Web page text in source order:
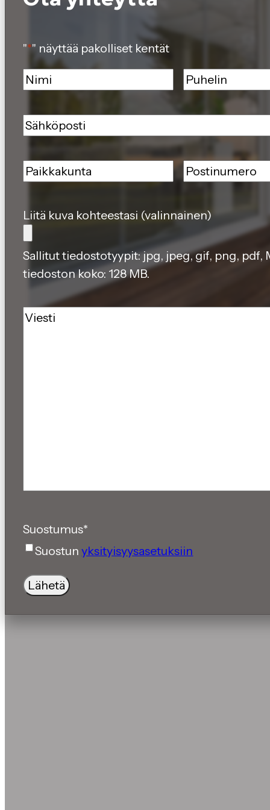
"*" näyttää pakolliset kentät
Nimi* Puhelin*
Sähköposti*
Paikkakunta* Postinumero*
Liitä kuva kohteestasi (valinnainen)
Sallitut tiedostotyypit: jpg, jpeg, gif, png, pdf,
tiedoston koko: 128 MB.
Viesti
Suostumus*
Suostunyksityisyysasetuksiin
Lähetä